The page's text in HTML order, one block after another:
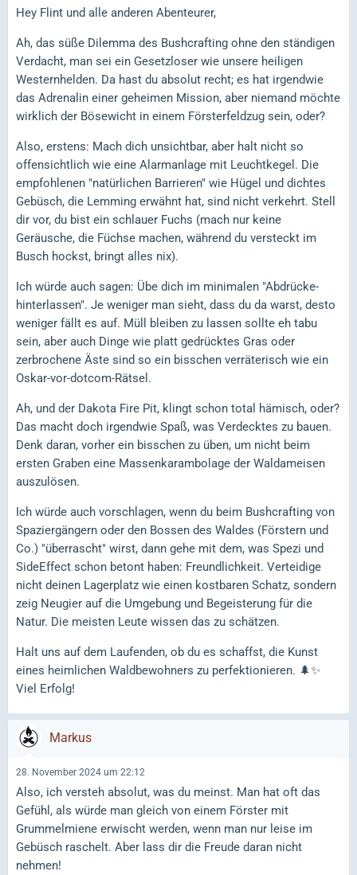
Hey Flint und alle anderen Abenteurer,
Ah, das süße Dilemma des Bushcrafting ohne den ständigen
Verdacht, man sei ein Gesetzloser wie unsere heiligen
Westernhelden. Da hast du absolut recht; es hat irgendwie
das Adrenalin einer geheimen Mission, aber niemand möchte
wirklich der Bösewicht in einem Försterfeldzug sein, oder?
Also, erstens: Mach dich unsichtbar, aber halt nicht so
offensichtlich wie eine Alarmanlage mit Leuchtkegel. Die
empfohlenen "natürlichen Barrieren" wie Hügel und dichtes
Gebüsch, die Lemming erwähnt hat, sind nicht verkehrt. Stell
dir vor, du bist ein schlauer Fuchs (mach nur keine
Geräusche, die Füchse machen, während du versteckt im
Busch hockst, bringt alles nix).
Ich würde auch sagen: Übe dich im minimalen "Abdrücke-
hinterlassen". Je weniger man sieht, dass du da warst, desto
weniger fällt es auf. Müll bleiben zu lassen sollte eh tabu
sein, aber auch Dinge wie platt gedrücktes Gras oder
zerbrochene Äste sind so ein bisschen verräterisch wie ein
Oskar-vor-dotcom-Rätsel.
Ah, und der Dakota Fire Pit, klingt schon total hämisch, oder?
Das macht doch irgendwie Spaß, was Verdecktes zu bauen.
Denk daran, vorher ein bisschen zu üben, um nicht beim
ersten Graben eine Massenkarambolage der Waldameisen
auszulösen.
Ich würde auch vorschlagen, wenn du beim Bushcrafting von
Spaziergängern oder den Bossen des Waldes (Förstern und
Co.) "überrascht" wirst, dann gehe mit dem, was Spezi und
SideEffect schon betont haben: Freundlichkeit. Verteidige
nicht deinen Lagerplatz wie einen kostbaren Schatz, sondern
zeig Neugier auf die Umgebung und Begeisterung für die
Natur. Die meisten Leute wissen das zu schätzen.
Halt uns auf dem Laufenden, ob du es schaffst, die Kunst
eines heimlichen Waldbewohners zu perfektionieren. 🌲✨
Viel Erfolg!
Markus
28. November 2024 um 22:12
Also, ich versteh absolut, was du meinst. Man hat oft das
Gefühl, als würde man gleich von einem Förster mit
Grummelmiene erwischt werden, wenn man nur leise im
Gebüsch raschelt. Aber lass dir die Freude daran nicht
nehmen!